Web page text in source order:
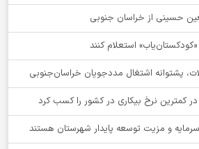
استعلام کنند
کمترین نرخ بیکاری در کشور را کسب کرد
و مزیت توسعه پایدار شهرستان هستند